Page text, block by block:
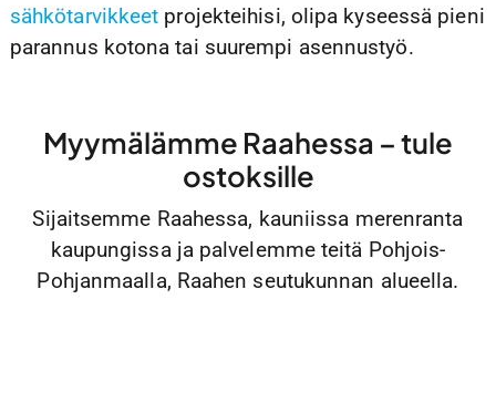
sähkötarvikkeet projekteihisi, olipa kyseessä pieni
parannus kotona tai suurempi asennustyö.
Myymälämme Raahessa – tule
ostoksille
Sijaitsemme Raahessa, kauniissa merenranta
kaupungissa ja palvelemme teitä Pohjois-
Pohjanmaalla, Raahen seutukunnan alueella.